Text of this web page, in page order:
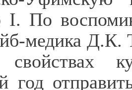
I. По
медика Д.К.
свойствах
год